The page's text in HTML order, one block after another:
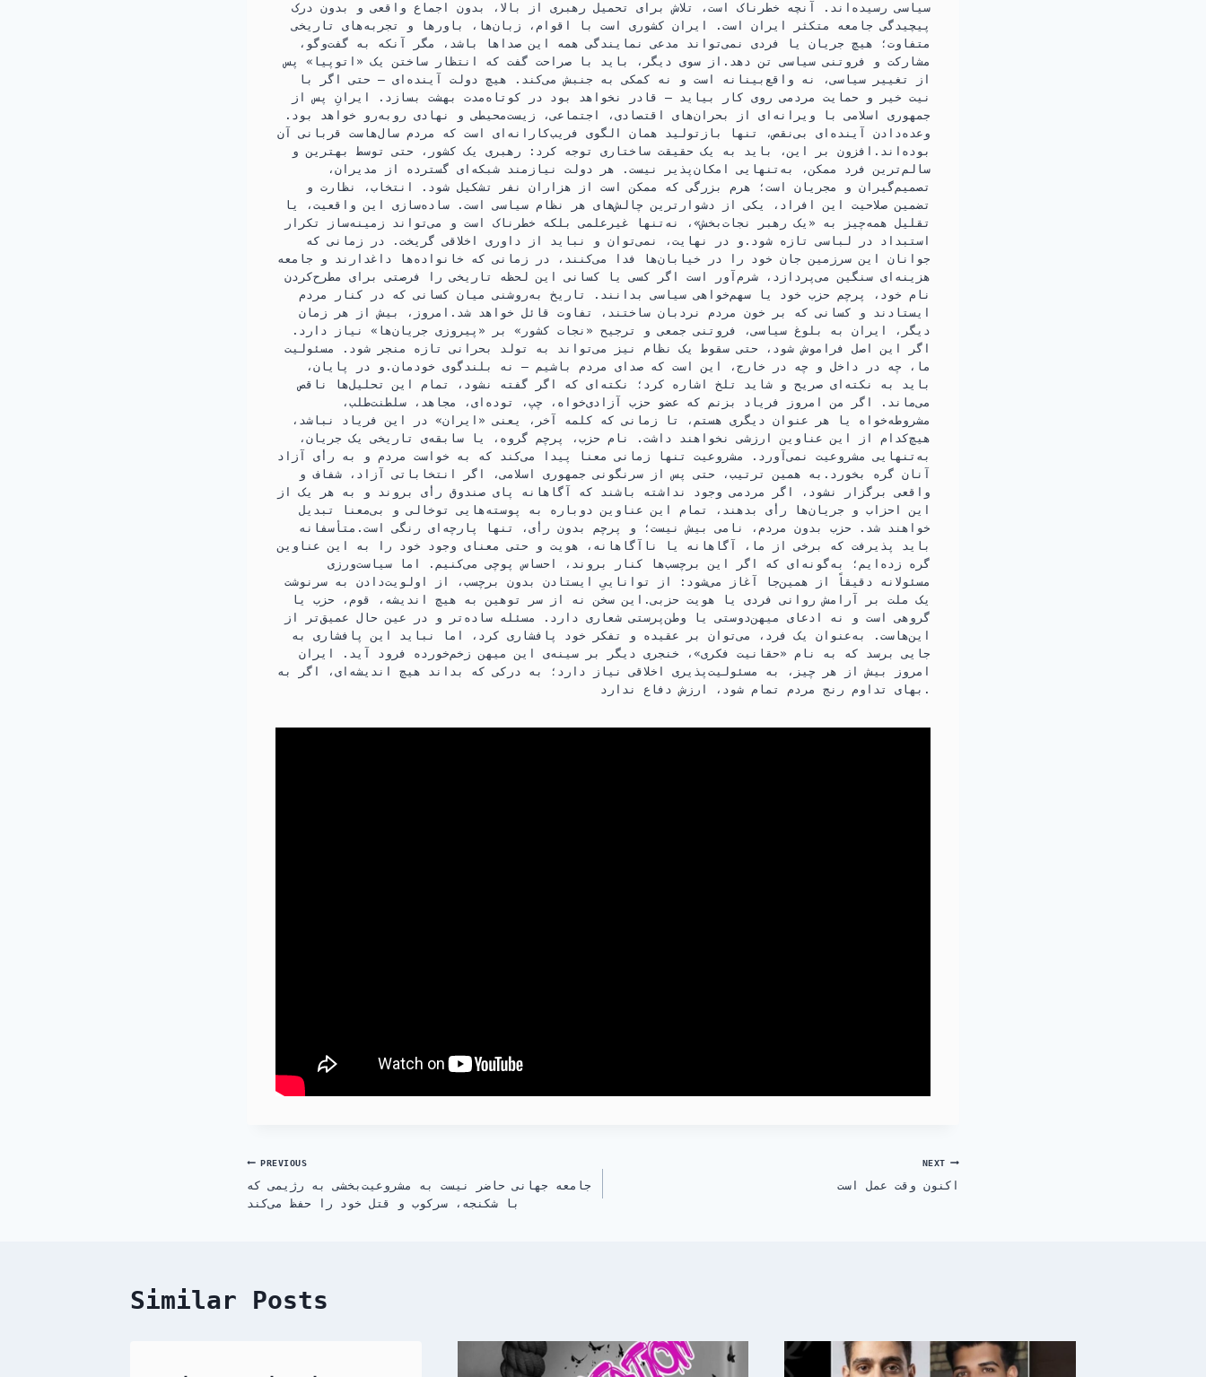
سیاسی رسیده‌اند. آنچه خطرناک است، تلاش برای تحمیل رهبری از بالا، بدون اجماع واقعی و بدون درک
پیچیدگی جامعه متکثر ایران است. ایران کشوری است با اقوام، زبان‌ها، باورها و تجربه‌های تاریخی
متفاوت؛ هیچ جریان یا فردی نمی‌تواند مدعی نمایندگی همه این صداها باشد، مگر آنکه به گفت‌وگو،
مشارکت و فروتنی سیاسی تن دهد.از سوی دیگر، باید با صراحت گفت که انتظار ساختن یک «اتوپیا» پس
از تغییر سیاسی، نه واقع‌بینانه است و نه کمکی به جنبش می‌کند. هیچ دولت آینده‌ای — حتی اگر با
نیت خیر و حمایت مردمی روی کار بیاید — قادر نخواهد بود در کوتاه‌مدت بهشت بسازد. ایرانِ پس از
جمهوری اسلامی با ویرانه‌ای از بحران‌های اقتصادی، اجتماعی، زیست‌محیطی و نهادی روبه‌رو خواهد بود.
وعده‌دادن آینده‌ای بی‌نقص، تنها بازتولید همان الگوی فریب‌کارانه‌ای است که مردم سال‌هاست قربانی آن
بوده‌اند.افزون بر این، باید به یک حقیقت ساختاری توجه کرد: رهبری یک کشور، حتی توسط بهترین و
سالم‌ترین فرد ممکن، به‌تنهایی امکان‌پذیر نیست. هر دولت نیازمند شبکه‌ای گسترده از مدیران،
تصمیم‌گیران و مجریان است؛ هرم بزرگی که ممکن است از هزاران نفر تشکیل شود. انتخاب، نظارت و
تضمین صلاحیت این افراد، یکی از دشوارترین چالش‌های هر نظام سیاسی است. ساده‌سازی این واقعیت، یا
تقلیل همه‌چیز به «یک رهبر نجات‌بخش»، نه‌تنها غیرعلمی بلکه خطرناک است و می‌تواند زمینه‌ساز تکرار
استبداد در لباسی تازه شود.و در نهایت، نمی‌توان و نباید از داوری اخلاقی گریخت. در زمانی که
جوانان این سرزمین جان خود را در خیابان‌ها فدا می‌کنند، در زمانی که خانواده‌ها داغدارند و جامعه
هزینه‌ای سنگین می‌پردازد، شرم‌آور است اگر کسی یا کسانی این لحظه تاریخی را فرصتی برای مطرح‌کردن
نام خود، پرچم حزب خود یا سهم‌خواهی سیاسی بدانند. تاریخ به‌روشنی میان کسانی که در کنار مردم
ایستادند و کسانی که بر خون مردم نردبان ساختند، تفاوت قائل خواهد شد.امروز، بیش از هر زمان
دیگر، ایران به بلوغ سیاسی، فروتنی جمعی و ترجیح «نجات کشور» بر «پیروزی جریان‌ها» نیاز دارد.
اگر این اصل فراموش شود، حتی سقوط یک نظام نیز می‌تواند به تولد بحرانی تازه منجر شود. مسئولیت
ما، چه در داخل و چه در خارج، این است که صدای مردم باشیم — نه بلندگوی خودمان.و در پایان،
باید به نکته‌ای صریح و شاید تلخ اشاره کرد؛ نکته‌ای که اگر گفته نشود، تمام این تحلیل‌ها ناقص
می‌ماند. اگر من امروز فریاد بزنم که عضو حزب آزادی‌خواه، چپ، توده‌ای، مجاهد، سلطنت‌طلب،
مشروطه‌خواه یا هر عنوان دیگری هستم، تا زمانی که کلمه آخر، یعنی «ایران» در این فریاد نباشد،
هیچ‌کدام از این عناوین ارزشی نخواهند داشت. نام حزب، پرچم گروه، یا سابقه‌ی تاریخی یک جریان،
به‌تنهایی مشروعیت نمی‌آورد. مشروعیت تنها زمانی معنا پیدا می‌کند که به خواست مردم و به رأی آزاد
آنان گره بخورد.به همین ترتیب، حتی پس از سرنگونی جمهوری اسلامی، اگر انتخاباتی آزاد، شفاف و
واقعی برگزار نشود، اگر مردمی وجود نداشته باشند که آگاهانه پای صندوق رأی بروند و به هر یک از
این احزاب و جریان‌ها رأی بدهند، تمام این عناوین دوباره به پوسته‌هایی توخالی و بی‌معنا تبدیل
خواهند شد. حزب بدون مردم، نامی بیش نیست؛ و پرچم بدون رأی، تنها پارچه‌ای رنگی است.متأسفانه
باید پذیرفت که برخی از ما، آگاهانه یا ناآگاهانه، هویت و حتی معنای وجود خود را به این عناوین
گره زده‌ایم؛ به‌گونه‌ای که اگر این برچسب‌ها کنار بروند، احساس پوچی می‌کنیم. اما سیاست‌ورزی
مسئولانه دقیقاً از همین‌جا آغاز می‌شود: از تواناییِ ایستادن بدون برچسب، از اولویت‌دادن به سرنوشت
یک ملت بر آرامش روانی فردی یا هویت حزبی.این سخن نه از سر توهین به هیچ اندیشه، قوم، حزب یا
گروهی است و نه ادعای میهن‌دوستی یا وطن‌پرستی شعاری دارد. مسئله ساده‌تر و در عین حال عمیق‌تر از
این‌هاست. به‌عنوان یک فرد، می‌توان بر عقیده و تفکر خود پافشاری کرد، اما نباید این پافشاری به
جایی برسد که به نام «حقانیت فکری»، خنجری دیگر بر سینه‌ی این میهن زخم‌خورده فرود آید. ایران
امروز بیش از هر چیز، به مسئولیت‌پذیری اخلاقی نیاز دارد؛ به درکی که بداند هیچ اندیشه‌ای، اگر به
بهای تداوم رنج مردم تمام شود، ارزش دفاع ندارد.
Post
navigation
PREVIOUS
جامعه جهانی حاضر نیست به مشروعیت‌بخشی به رژیمی که
با شکنجه، سرکوب و قتل خود را حفظ می‌کند
NEXT
اکنون وقت عمل است
Similar Posts